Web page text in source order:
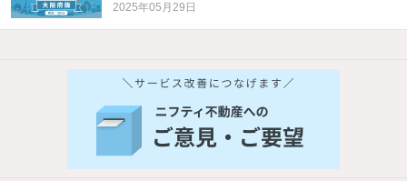
2025年05月29日
他の人はこんな条件で絞り込んでいます！
バス・トイレ別 2階以上
駐車場あり ペット相談